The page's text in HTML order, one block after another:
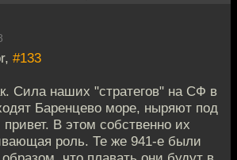
#133
Сила наших "стратегов" на СФ в
Баренцево море, ныряют под
В этом собственно их
роль. Те же 941-е были